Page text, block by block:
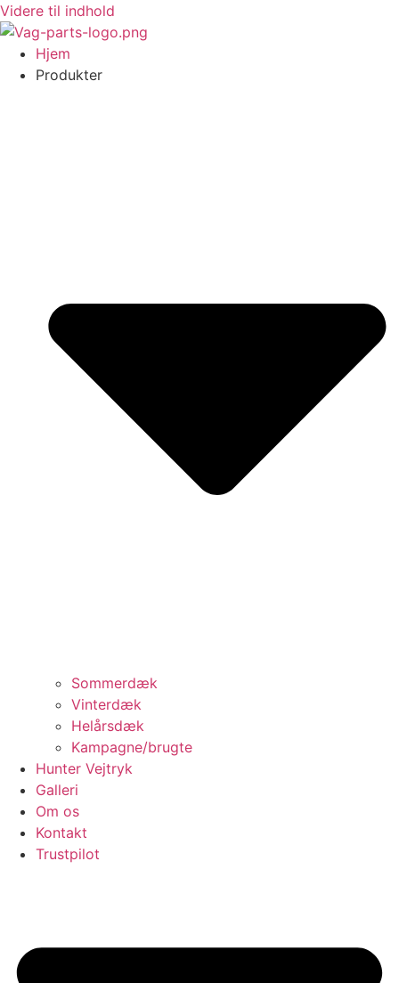
Videre til indhold
Hjem
Produkter
Sommerdæk
Vinterdæk
Helårsdæk
Kampagne/brugte
Hunter Vejtryk
Galleri
Om os
Kontakt
Trustpilot